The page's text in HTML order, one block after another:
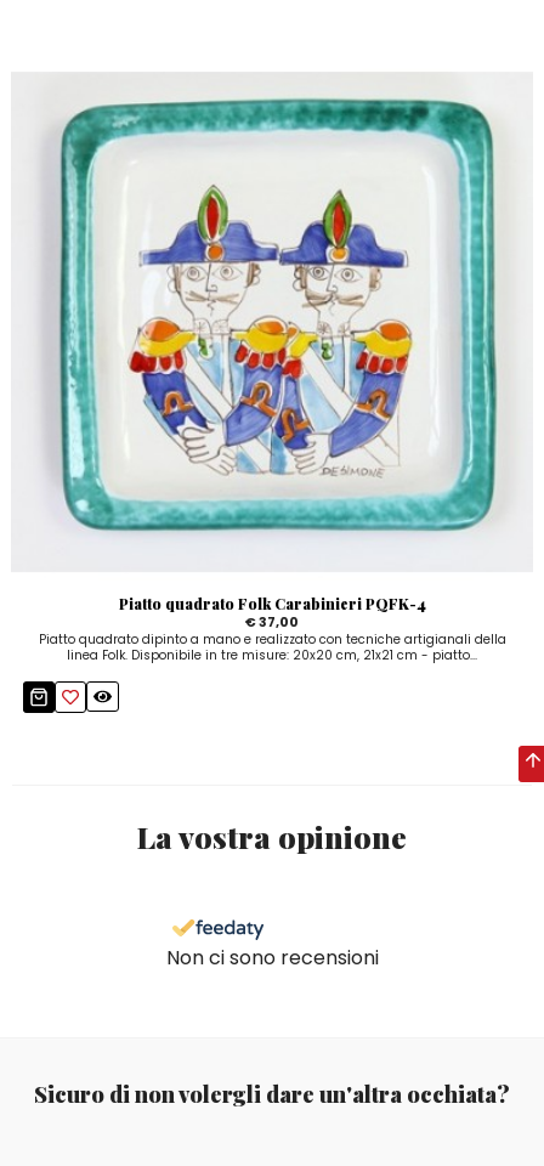
Piatto quadrato Folk Carabinieri PQFK-4
€ 37,00
Piatto quadrato dipinto a mano e realizzato con tecniche artigianali della
linea Folk. Disponibile in tre misure: 20x20 cm, 21x21 cm - piatto...
La vostra opinione
Non ci sono recensioni
Sicuro di non volergli dare un'altra occhiata?